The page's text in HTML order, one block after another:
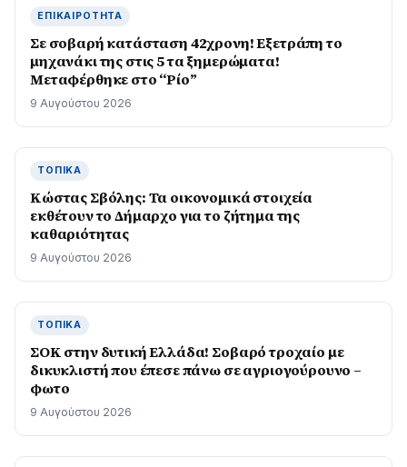
ΕΠΙΚΑΙΡΌΤΗΤΑ
Σε σοβαρή κατάσταση 42χρονη! Εξετράπη το
μηχανάκι της στις 5 τα ξημερώματα!
Μεταφέρθηκε στο “Ρίο”
9 Αυγούστου 2026
ΤΟΠΙΚΆ
Κώστας Σβόλης: Τα οικονομικά στοιχεία
εκθέτουν το Δήμαρχο για το ζήτημα της
καθαριότητας
9 Αυγούστου 2026
ΤΟΠΙΚΆ
ΣΟΚ στην δυτική Ελλάδα! Σοβαρό τροχαίο με
δικυκλιστή που έπεσε πάνω σε αγριογούρουνο –
φωτο
9 Αυγούστου 2026